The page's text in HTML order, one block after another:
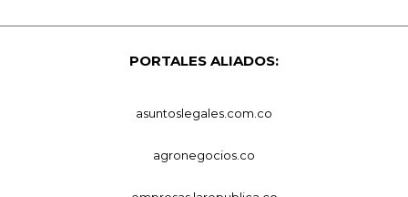
PORTALES ALIADOS:
asuntoslegales.com.co
agronegocios.co